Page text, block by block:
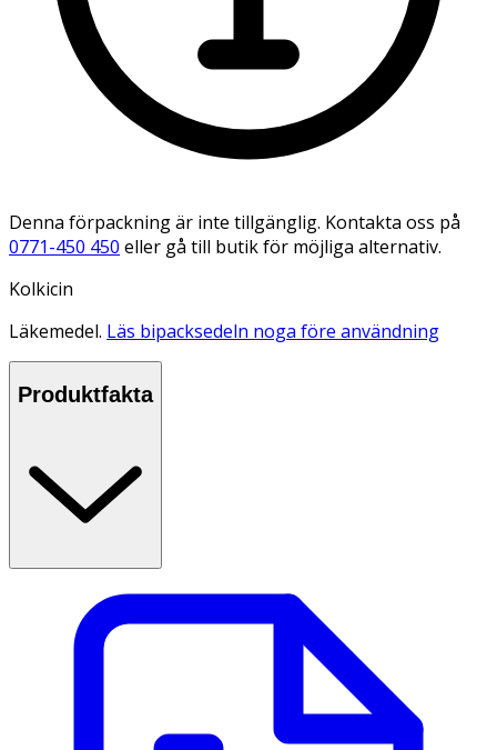
Denna förpackning är inte tillgänglig. Kontakta oss på
0771-450 450 eller gå till butik för möjliga alternativ.
Kolkicin
Läkemedel. Läs bipacksedeln noga före användning
Produktfakta